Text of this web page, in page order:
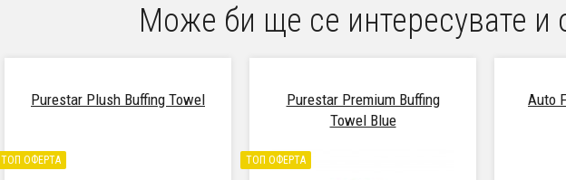
Може би ще се интересувате и
Purestar Plush Buffing Towel
ТОП ОФЕРТА
Purestar Premium Buffing
Towel Blue
ТОП ОФЕРТА
Auto